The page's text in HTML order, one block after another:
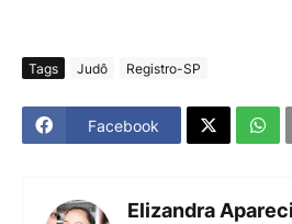
Tags Judô Registro-SP
Facebook
Elizandra